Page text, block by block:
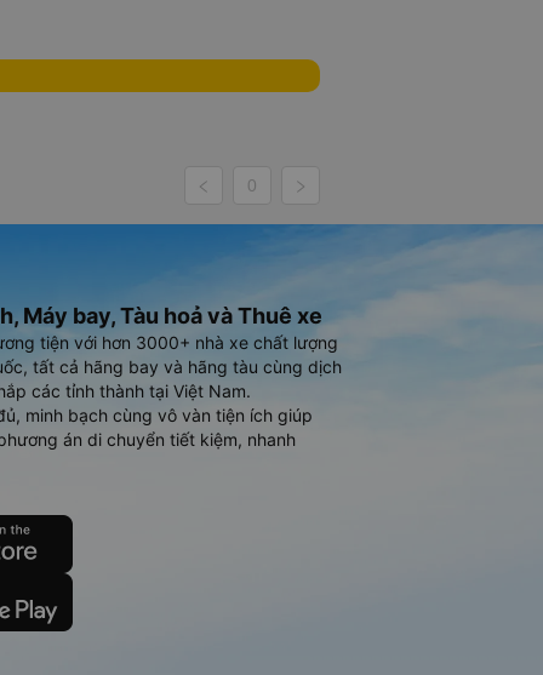
0
Máy bay, Tàu hoả và Thuê xe
tiện với hơn 3000+ nhà xe chất lượng
tất cả hãng bay và hãng tàu cùng dịch
các tỉnh thành tại Việt Nam.
minh bạch cùng vô vàn tiện ích giúp
án di chuyển tiết kiệm, nhanh